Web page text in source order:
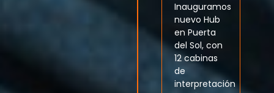
Inauguramos
nuevo Hub
en Puerta
del Sol, con
12 cabinas
de
interpretación